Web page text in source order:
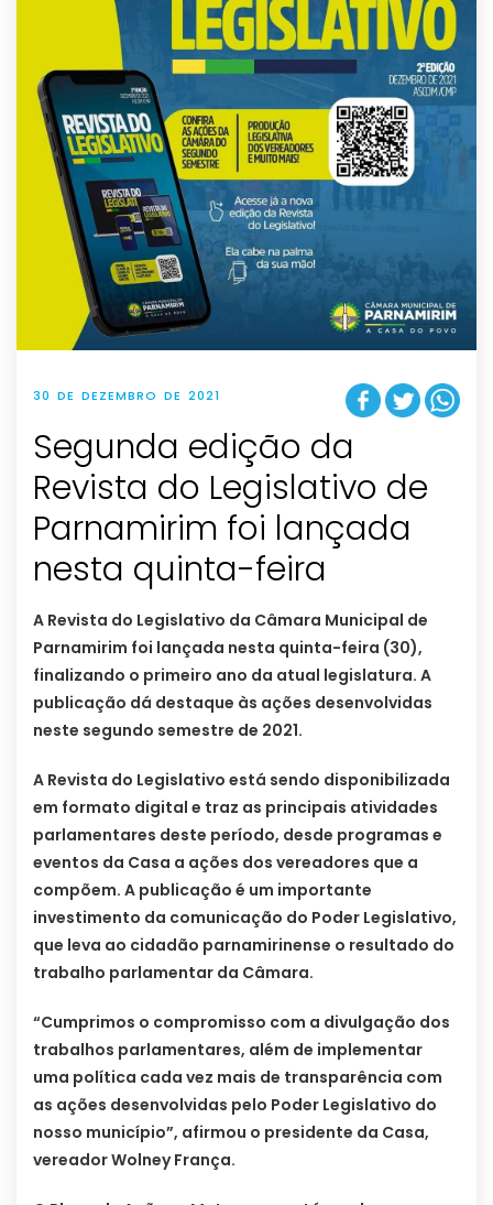
30 DE DEZEMBRO DE 2021
Segunda edição da
Revista do Legislativo de
Parnamirim foi lançada
nesta quinta-feira
A Revista do Legislativo da Câmara Municipal de
Parnamirim foi lançada nesta quinta-feira (30),
finalizando o primeiro ano da atual legislatura. A
publicação dá destaque às ações desenvolvidas
neste segundo semestre de 2021.
A Revista do Legislativo está sendo disponibilizada
em formato digital e traz as principais atividades
parlamentares deste período, desde programas e
eventos da Casa a ações dos vereadores que a
compõem. A publicação é um importante
investimento da comunicação do Poder Legislativo,
que leva ao cidadão parnamirinense o resultado do
trabalho parlamentar da Câmara.
“Cumprimos o compromisso com a divulgação dos
trabalhos parlamentares, além de implementar
uma política cada vez mais de transparência com
as ações desenvolvidas pelo Poder Legislativo do
nosso município”, afirmou o presidente da Casa,
vereador Wolney França.